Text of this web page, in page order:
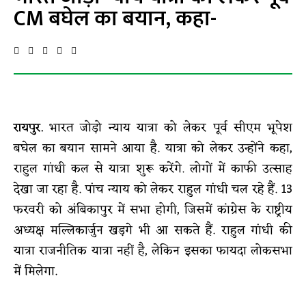
CM बघेल का बयान, कहा-
रायपुर.भारत जोड़ो न्याय यात्रा को लेकर पूर्व सीएम भूपेश
बघेल का बयान सामने आया है. यात्रा को लेकर उन्होंने कहा,
राहुल गांधी कल से यात्रा शुरू करेंगे. लोगों में काफी उत्साह
देखा जा रहा है. पांच न्याय को लेकर राहुल गांधी चल रहे हैं. 13
फरवरी को अंबिकापुर में सभा होगी, जिसमें कांग्रेस के राष्ट्रीय
अध्यक्ष मल्लिकार्जुन खड़गे भी आ सकते हैं. राहुल गांधी की
यात्रा राजनीतिक यात्रा नहीं है, लेकिन इसका फायदा लोकसभा
में मिलेगा.